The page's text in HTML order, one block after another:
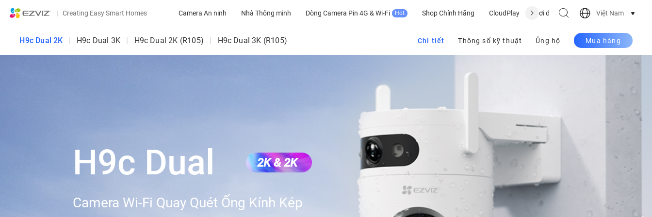
| Creating Easy Smart Homes Camera An ninh Nhà Thông minh Dòng Camera Pin 4G & Wi-Fi Hot Shop Chính Hãng CloudPlay Nơi để mua Hỗ trợViệt Nam
H9c Dual 2K | H9c Dual 3K | H9c Dual 2K (R105) | H9c Dual 3K (R105) Chi tiết Thông số kỹ thuật Ủng hộ Mua hàng
H9c Dual 2K & 2K
Camera Wi-Fi Quay Quét Ống Kính Kép